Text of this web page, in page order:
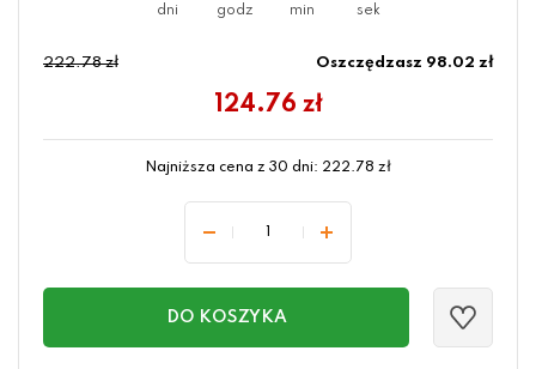
222.78 zł Oszczędzasz 98.02 zł
124.76 zł
Najniższa cena z 30 dni: 222.78 zł
DO KOSZYKA